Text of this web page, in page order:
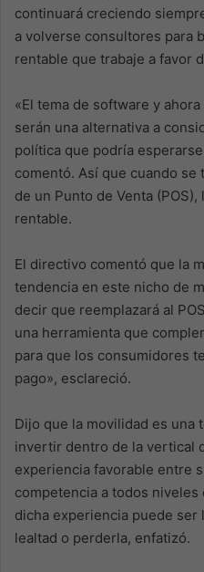
continuará creciendo
a volverse consultores para
rentable que trabaje a favor
«El tema de software y
serán una alternativa a
política que podría
comentó. Así que cuando
de un Punto de Venta
rentable.
El directivo comentó que la
tendencia en este nicho de
decir que reemplazará al
una herramienta que
para que los consumidores
pago», esclareció.
Dijo que la movilidad es una
invertir dentro de la vertical
experiencia favorable entre
competencia a todos
dicha experiencia puede ser
lealtad o perderla, enfatizó.